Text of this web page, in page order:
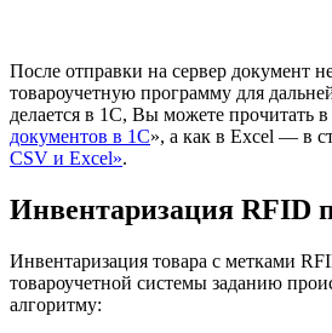
После отправки на сервер документ
товароучетную программу для
делается в 1С, Вы можете прочитать в
документов в 1С», а как в Excel — в
CSV и Excel».
Инвентаризация RFID
Инвентаризация товара с метками
товароучетной системы заданию
алгоритму: